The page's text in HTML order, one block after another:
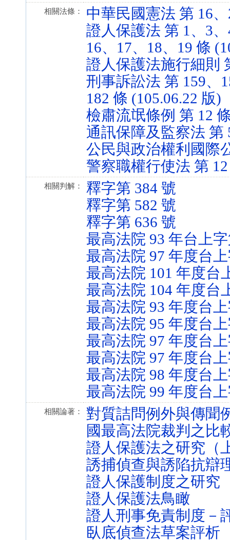
相關法條：
中華民國憲法 第 16
證人保護法 第 1、3
16、17、18、19 條
證人保護法施行細則
刑事訴訟法 第 159、
182 條 (105.06.22 版)
檢肅流氓條例 第 12
通訊保障及監察法 第
公民與政治權利國際
警察職權行使法 第
相關判解：
釋字第 384 號
釋字第 582 號
釋字第 636 號
最高法院 93 年台上
最高法院 97 年度台
最高法院 101 年度台
最高法院 104 年度台
最高法院 93 年度台
最高法院 95 年度台
最高法院 97 年度台
最高法院 97 年度台
最高法院 98 年度台
最高法院 99 年度台
相關論著：
對質詰問例外與傳聞
國最高法院裁判之比
證人保護法之研究（
誘捕偵查與誘陷抗辯
證人保護制度之研究
證人保護法鳥瞰
證人刑事免責制度－
臥底偵查法草案評析